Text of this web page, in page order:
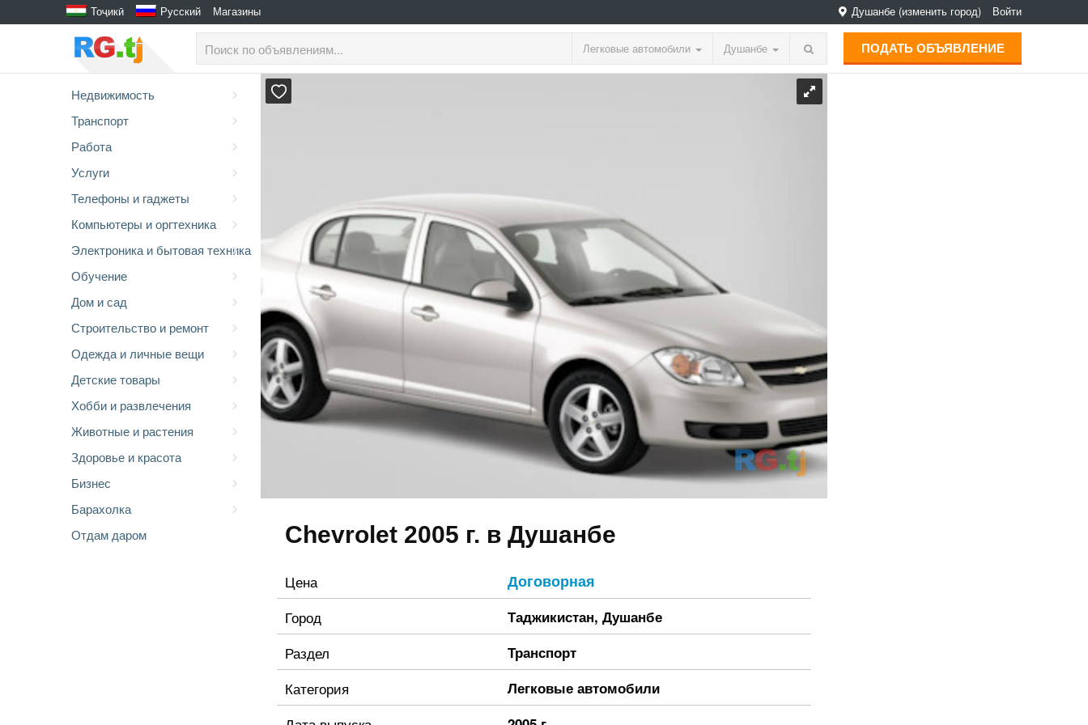
Тоҷикӣ Русский Магазины Душанбе (изменить город) Войти
Легковые автомобили Душанбе ПОДАТЬ ОБЪЯВЛЕНИЕ
Недвижимость
Транспорт
Работа
Услуги
Телефоны и гаджеты
Компьютеры и оргтехника
Электроника и бытовая техника
Обучение
Дом и сад
Строительство и ремонт
Одежда и личные вещи
Детские товары
Хобби и развлечения
Животные и растения
Здоровье и красота
Бизнес
Барахолка
Отдам даром
Chevrolet 2005 г. в Душанбе
Цена Договорная
Город Таджикистан, Душанбе
Раздел Транспорт
Категория Легковые автомобили